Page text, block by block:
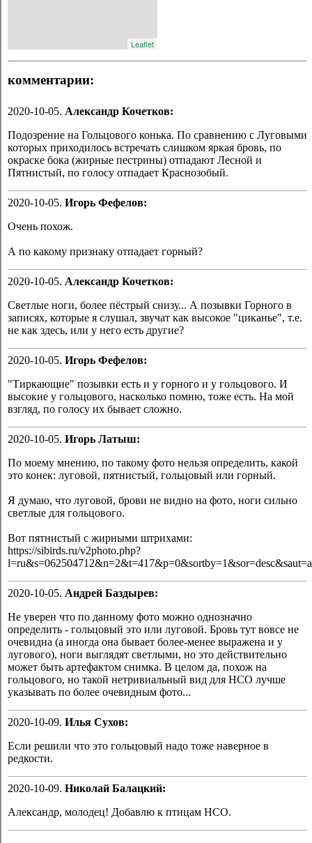
Leaflet
комментарии:
2020-10-05. Александр Кочетков:
Подозрение на Гольцового конька. По сравнению с Луговыми
которых приходилось встречать слишком яркая бровь, по
окраске бока (жирные пестрины) отпадают Лесной и
Пятнистый, по голосу отпадает Краснозобый.
2020-10-05. Игорь Фефелов:
Очень похож.
А по какому признаку отпадает горный?
2020-10-05. Александр Кочетков:
Светлые ноги, более пёстрый снизу... А позывки Горного в
записях, которые я слушал, звучат как высокое "циканье", т.е.
не как здесь, или у него есть другие?
2020-10-05. Игорь Фефелов:
"Тиркающие" позывки есть и у горного и у гольцового. И
высокие у гольцового, насколько помню, тоже есть. На мой
взгляд, по голосу их бывает сложно.
2020-10-05. Игорь Латыш:
По моему мнению, по такому фото нельзя определить, какой
это конек: луговой, пятнистый, гольцовый или горный.
Я думаю, что луговой, брови не видно на фото, ноги сильно
светлые для гольцового.
Вот пятнистый с жирными штрихами:
https://sibirds.ru/v2photo.php?
2020-10-05. Андрей Баздырев:
Не уверен что по данному фото можно однозначно
определить - гольцовый это или луговой. Бровь тут вовсе не
очевидна (а иногда она бывает более-менее выражена и у
лугового), ноги выглядят светлыми, но это действительно
может быть артефактом снимка. В целом да, похож на
гольцового, но такой нетривиальный вид для НСО лучше
указывать по более очевидным фото...
2020-10-09. Илья Сухов:
Если решили что это гольцовый надо тоже наверное в
редкости.
2020-10-09. Николай Балацкий:
Александр, молодец! Добавлю к птицам НСО.